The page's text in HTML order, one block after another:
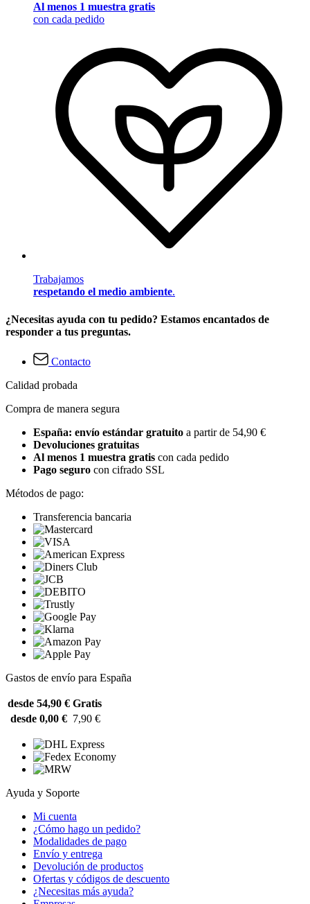
Al menos 1 muestra gratis
con cada pedido
Trabajamos
respetando el medio ambiente.
¿Necesitas ayuda con tu pedido? Estamos encantados de
responder a tus preguntas.
Contacto
Calidad probada
Compra de manera segura
España: envío estándar gratuito a partir de 54,90 €
Devoluciones gratuitas
Al menos 1 muestra gratis con cada pedido
Pago seguro con cifrado SSL
Métodos de pago:
Transferencia bancaria
Gastos de envío para España
desde 54,90 € Gratis
desde 0,00 € 7,90 €
Ayuda y Soporte
Mi cuenta
¿Cómo hago un pedido?
Modalidades de pago
Envío y entrega
Devolución de productos
Ofertas y códigos de descuento
¿Necesitas más ayuda?